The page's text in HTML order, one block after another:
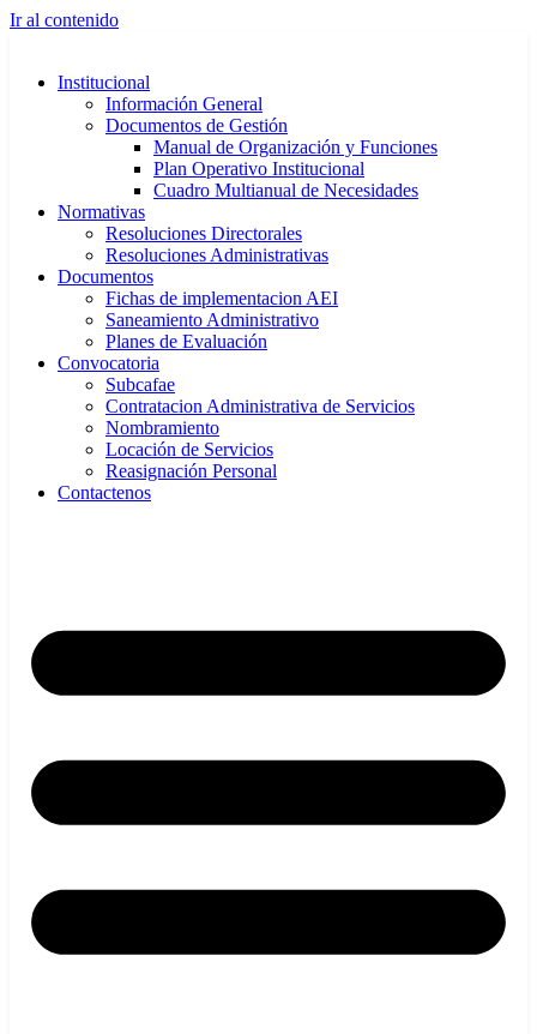
Ir al contenido
Institucional
Información General
Documentos de Gestión
Manual de Organización y Funciones
Plan Operativo Institucional
Cuadro Multianual de Necesidades
Normativas
Resoluciones Directorales
Resoluciones Administrativas
Documentos
Fichas de implementacion AEI
Saneamiento Administrativo
Planes de Evaluación
Convocatoria
Subcafae
Contratacion Administrativa de Servicios
Nombramiento
Locación de Servicios
Reasignación Personal
Contactenos